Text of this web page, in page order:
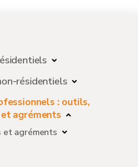
résidentiels
: outils,
agréments
et agréments